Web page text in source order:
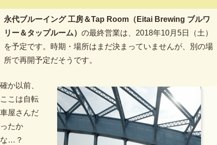
永代ブルーイング 工房＆Tap Room（Eitai Brewing ブルワ
リー＆タップルーム） の最終営業は、2018年10月5日（土）
を予定です。時期・場所はまだ決まっていませんが、別の場
所で再開予定だそうです。
確か以前、
ここは自転
車屋さんだ
ったか
な…？